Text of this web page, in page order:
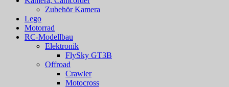
Zubehör Kamera
Lego
Motorrad
RC-Modellbau
Elektronik
FlySky GT3B
Offroad
Crawler
Motocross